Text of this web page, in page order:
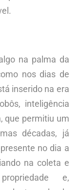
na palma da
nos dias de
inserido na era
inteligência
que permitiu um
décadas, já
no dia a
na coleta e
e,